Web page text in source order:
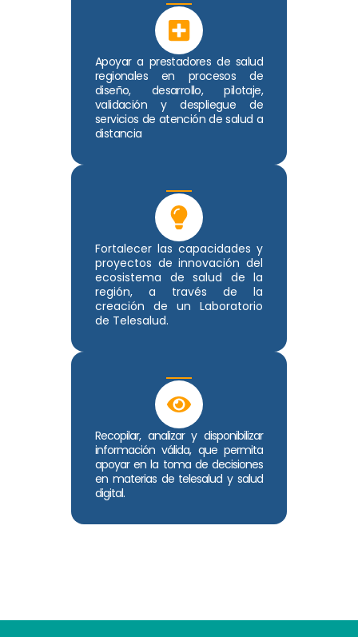
Apoyar a prestadores de salud
regionales en procesos de
diseño, desarrollo, pilotaje,
validación y despliegue de
servicios de atención de salud a
distancia
Fortalecer las capacidades y
proyectos de innovación del
ecosistema de salud de la
región, a través de la
creación de un Laboratorio
de Telesalud.
Recopilar, analizar y disponibilizar
información válida, que permita
apoyar en la toma de decisiones
en materias de telesalud y salud
digital.